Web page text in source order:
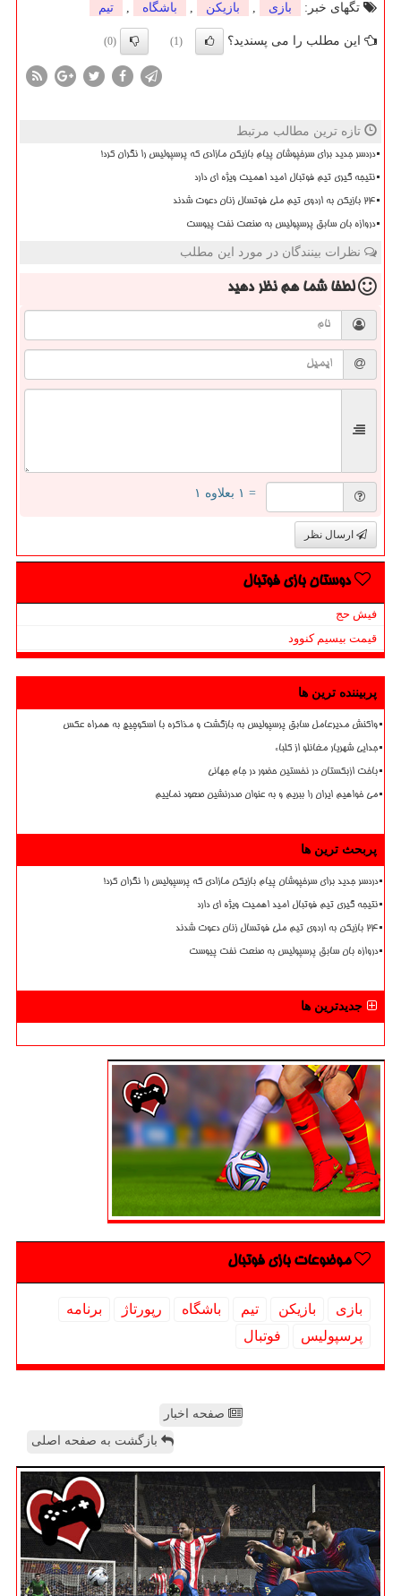
تگهای خبر:
بازی , بازیكن , باشگاه , تیم
این مطلب را می پسندید؟ (1)
(0)
تازه ترین مطالب مرتبط
دردسر جدید برای سرخپوشان پیام بازیکن مازادی که پرسپولیس را نگران کرد!
نتیجه گیری تیم فوتبال امید اهمیت ویژه ای دارد
۲۴ بازیکن به اردوی تیم ملی فوتسال زنان دعوت شدند
دروازه بان سابق پرسپولیس به صنعت نفت پیوست
نظرات بینندگان در مورد این مطلب
لطفا شما همنظر دهید
= ۱ بعلاوه ۱
ارسال نظر
دوستان بازی فوتبال
فیش حج
قیمت بیسیم کنوود
پربیننده ترین ها
واکنش مدیرعامل سابق پرسپولیس به بازگشت و مذاکره با اسکوچیچ به همراه عکس
جدایی شهریار مغانلو از کلباء
باخت ازبکستان در نخستین حضور در جام جهانی
می خواهیم ایران را ببریم و به عنوان صدرنشین صعود نماییم
پربحث ترین ها
دردسر جدید برای سرخپوشان پیام بازیکن مازادی که پرسپولیس را نگران کرد!
نتیجه گیری تیم فوتبال امید اهمیت ویژه ای دارد
۲۴ بازیکن به اردوی تیم ملی فوتسال زنان دعوت شدند
دروازه بان سابق پرسپولیس به صنعت نفت پیوست
جدیدترین ها
موضوعات بازی فوتبال
بازی بازیكن تیم باشگاه رپورتاژ
برنامه
پرسپولیس
فوتبال
صفحه اخبار
بازگشت به صفحه اصلی